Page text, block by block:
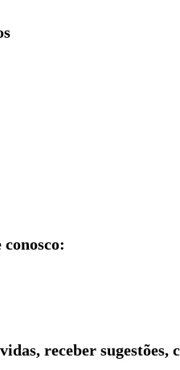
receber